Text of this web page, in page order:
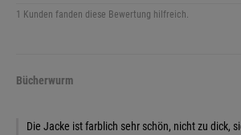
1 Kunden fanden diese Bewertung hilfreich.
Bücherwurm
Die Jacke ist farblich sehr schön, nicht zu dick,